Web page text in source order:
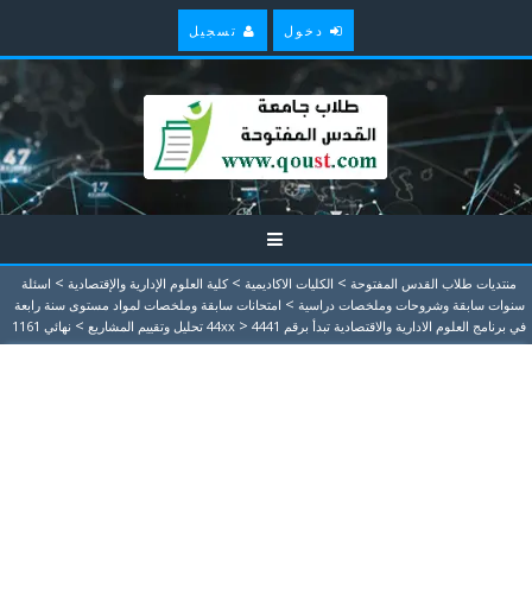
دخول تسجيل
منتديات طلاب القدس المفتوحة > الكليات الاكاديمية > كلية العلوم الإدارية والإقتصادية > اسئلة
سنوات سابقة وشروحات وملخصات دراسية > امتحانات سابقة وملخصات لمواد مستوى سنة رابعة
في برنامج العلوم الادارية والاقتصادية تبدأ برقم 44xx
> 4441 تحليل وتقييم المشاريع > نهائي 1161